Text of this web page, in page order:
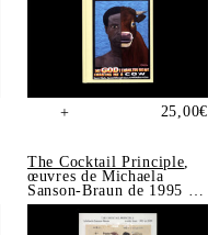
+ 25,00€
The Cocktail Principle,
œuvres de Michaela
Sanson-Braun de 1995 à
2025